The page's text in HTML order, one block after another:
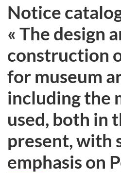
ici
Notice
« The design
construction
for museum
including the
used, both in
present, with
emphasis on